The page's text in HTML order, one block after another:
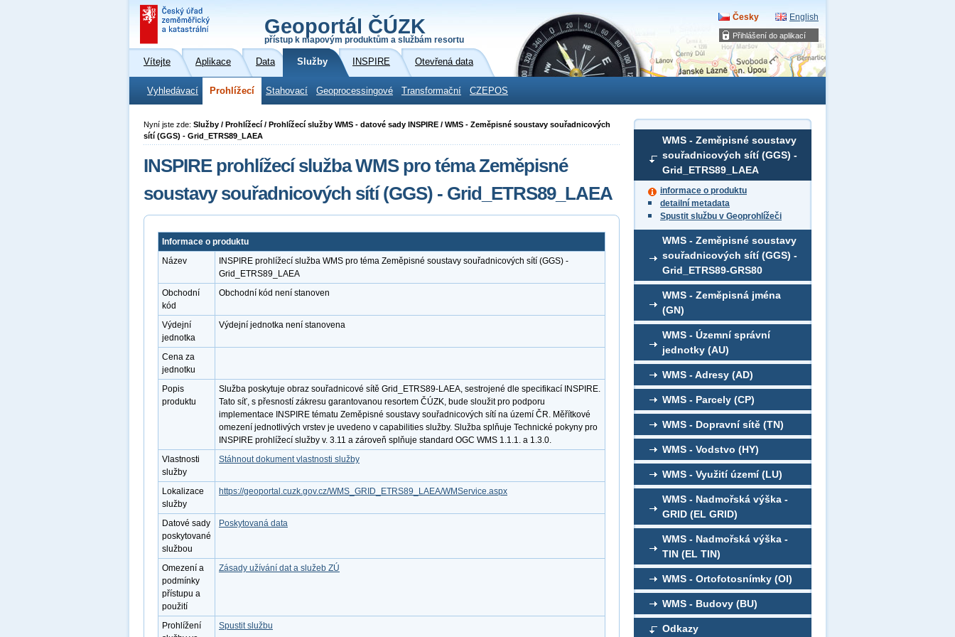
Přihlášení do aplikací
Geoportál ČÚZK
přístup k mapovým produktům a službám resortu
Česky English
Vítejte Aplikace Data Služby INSPIRE Otevřená data
Vyhledávací Prohlížecí Stahovací Geoprocessingové Transformační CZEPOS
WMS - Zeměpisné soustavy
souřadnicových sítí (GGS) -
Grid_ETRS89_LAEA
informace o produktu
detailní metadata
Spustit službu v Geoprohlížeči
WMS - Zeměpisné soustavy
souřadnicových sítí (GGS) -
Grid_ETRS89-GRS80
WMS - Zeměpisná jména
(GN)
WMS - Územní správní
jednotky (AU)
WMS - Adresy (AD)
WMS - Parcely (CP)
WMS - Dopravní sítě (TN)
WMS - Vodstvo (HY)
WMS - Využití území (LU)
WMS - Nadmořská výška -
GRID (EL GRID)
WMS - Nadmořská výška -
TIN (EL TIN)
WMS - Ortofotosnímky (OI)
WMS - Budovy (BU)
Odkazy
Nyní jste zde: Služby / Prohlížecí / Prohlížecí služby WMS - datové sady INSPIRE / WMS - Zeměpisné soustavy souřadnicových
sítí (GGS) - Grid_ETRS89_LAEA
INSPIRE prohlížecí služba WMS pro téma Zeměpisné
soustavy souřadnicových sítí (GGS) - Grid_ETRS89_LAEA
Informace o produktu
Název
INSPIRE prohlížecí služba WMS pro téma Zeměpisné soustavy souřadnicových sítí (GGS) -
Grid_ETRS89_LAEA
Obchodní
kód
Obchodní kód není stanoven
Výdejní
jednotka
Výdejní jednotka není stanovena
Cena za
jednotku
Popis
produktu
Služba poskytuje obraz souřadnicové sítě Grid_ETRS89-LAEA, sestrojené dle specifikací INSPIRE.
Tato síť, s přesností zákresu garantovanou resortem ČÚZK, bude sloužit pro podporu
implementace INSPIRE tématu Zeměpisné soustavy souřadnicových sítí na území ČR. Měřítkové
omezení jednotlivých vrstev je uvedeno v capabilities služby. Služba splňuje Technické pokyny pro
INSPIRE prohlížecí služby v. 3.11 a zároveň splňuje standard OGC WMS 1.1.1. a 1.3.0.
Vlastnosti
služby
Stáhnout dokument vlastnosti služby
Lokalizace
služby
https://geoportal.cuzk.gov.cz/WMS_GRID_ETRS89_LAEA/WMService.aspx
Datové sady
poskytované
službou
Poskytovaná data
Omezení a
podmínky
přístupu a
použití
Zásady užívání dat a služeb ZÚ
Prohlížení
Spustit službu